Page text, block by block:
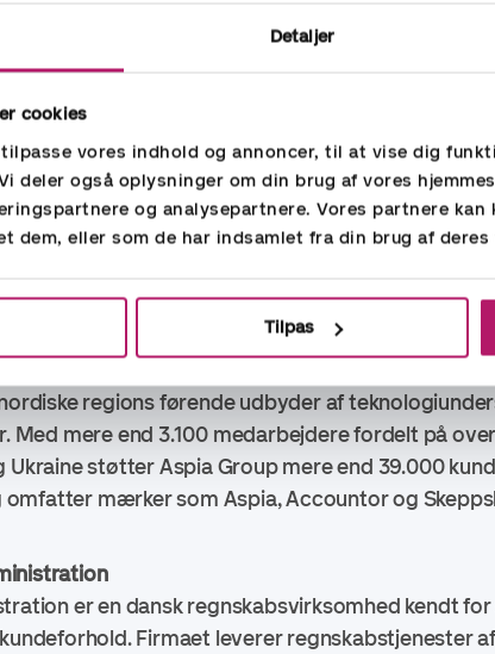
Detaljer
cookies
vores indhold og annoncer, til at vise dig
deler også oplysninger om din brug af vores
og analysepartnere. Vores partnere kan
dem, eller som de har indsamlet fra din brug af deres
Tilpas
et stort skridt mod nye fælles
siger
kontakt venligst:
direktør, Aspia Group /
regions førende udbyder af
Med mere end 3.100 medarbejdere fordelt på
Ukraine støtter Aspia Group mere end 39.000
omfatter mærker som Aspia, Accountor og
er en dansk regnskabsvirksomhed kendt
Firmaet leverer regnskabstjenester